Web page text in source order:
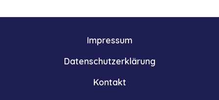
Impressum
Datenschutzerklärung
Kontakt